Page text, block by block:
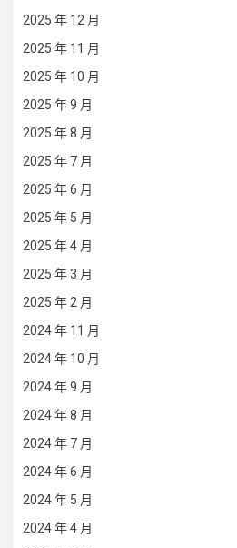
2025 年 12 月
2025 年 11 月
2025 年 10 月
2025 年 9 月
2025 年 8 月
2025 年 7 月
2025 年 6 月
2025 年 5 月
2025 年 4 月
2025 年 3 月
2025 年 2 月
2024 年 11 月
2024 年 10 月
2024 年 9 月
2024 年 8 月
2024 年 7 月
2024 年 6 月
2024 年 5 月
2024 年 4 月